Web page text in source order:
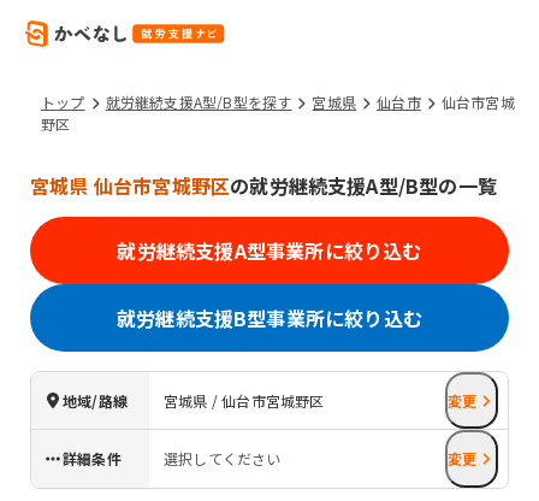
トップ 就労継続支援A型/B型を探す 宮城県 仙台市
仙台市宮城
野区
宮城県 仙台市宮城野区の就労継続支援A型/B型の一覧
就労継続支援A型事業所に絞り込む
就労継続支援B型事業所に絞り込む
地域/路線 宮城県 / 仙台市宮城野区 変更
詳細条件 選択してください 変更